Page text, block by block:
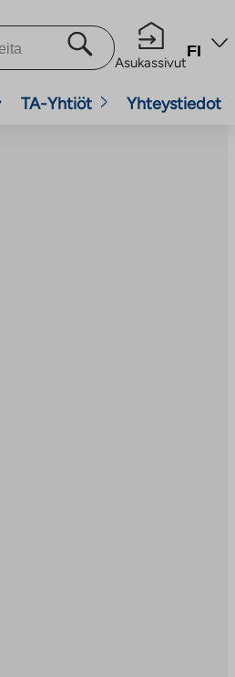
Asukassivut
FI
TA-Yhtiöt Yhteystiedot